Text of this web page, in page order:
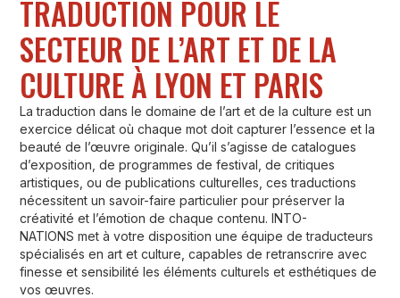
TRADUCTION POUR LE
SECTEUR DE L’ART ET DE LA
CULTURE À LYON ET PARIS
La traduction dans le domaine de l’art et de la culture est un
exercice délicat où chaque mot doit capturer l’essence et la
beauté de l’œuvre originale. Qu’il s’agisse de catalogues
d’exposition, de programmes de festival, de critiques
artistiques, ou de publications culturelles, ces traductions
nécessitent un savoir-faire particulier pour préserver la
créativité et l’émotion de chaque contenu. INTO-
NATIONS met à votre disposition une équipe de traducteurs
spécialisés en art et culture, capables de retranscrire avec
finesse et sensibilité les éléments culturels et esthétiques de
vos œuvres.